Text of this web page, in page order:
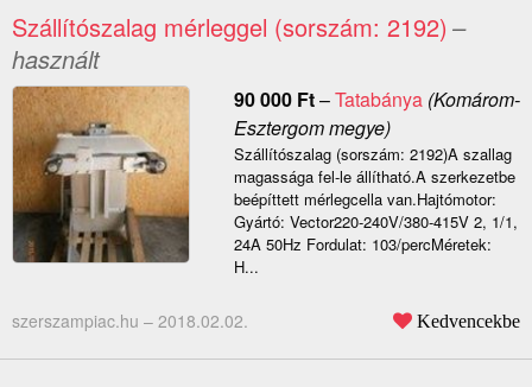
Szállítószalag mérleggel (sorszám: 2192) –
használt
90 000 Ft–Tatabánya(Komárom-
Esztergom megye)
Szállítószalag (sorszám: 2192)A szallag
magassága fel-le állítható.A szerkezetbe
beépíttett mérlegcella van.Hajtómotor:
Gyártó: Vector220-240V/380-415V 2, 1/1,
24A 50Hz Fordulat: 103/percMéretek:
H...
szerszampiac.hu – 2018.02.02. Kedvencekbe